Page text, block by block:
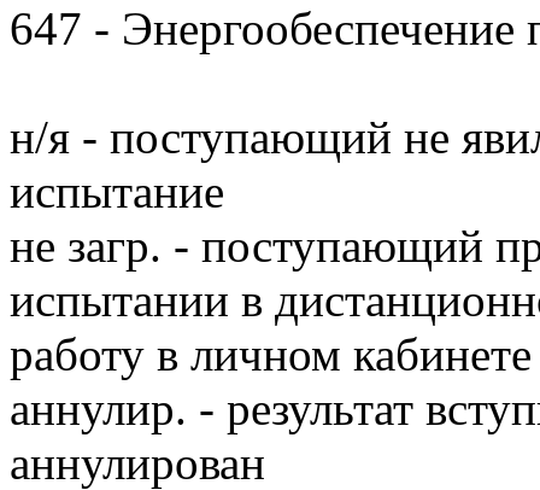
647 - Энергообеспечение
н/я - поступающий не
испытание
не загр. - поступающий
испытании в
работу в личном кабинете
аннулир. - результат
аннулирован